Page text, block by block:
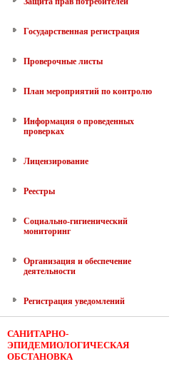
Государственная регистрация
Проверочные листы
План мероприятий по контролю
Информация о проведенных
проверках
Лицензирование
Реестры
Социально-гигиенический
мониторинг
Организация и обеспечение
деятельности
Регистрация уведомлений
САНИТАРНО-
ЭПИДЕМИОЛОГИЧЕСКАЯ
ОБСТАНОВКА